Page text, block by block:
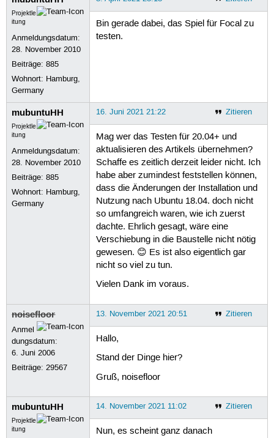
Projektle
itung
Anmeldungsdatum:
28. November 2010
Beiträge:885
Wohnort: Hamburg,
Germany
Bin gerade dabei, das Spiel für Focal zu
testen.
mubuntuHH
Projektle
itung
Anmeldungsdatum:
28. November 2010
Beiträge:885
Wohnort: Hamburg,
Germany
Zitieren
16. Juni 2021 21:22
Mag wer das Testen für 20.04+ und
aktualisieren des Artikels übernehmen?
Schaffe es zeitlich derzeit leider nicht. Ich
habe aber zumindest feststellen können,
dass die Änderungen der Installation und
Nutzung nach Ubuntu 18.04. doch nicht
so umfangreich waren, wie ich zuerst
dachte. Ehrlich gesagt, wäre eine
Verschiebung in die Baustelle nicht nötig
gewesen. 😊 Es ist also eigentlich gar
nicht so viel zu tun.
Vielen Dank im voraus.
noisefloor
Anmel
dungsdatum:
6. Juni 2006
Beiträge:29567
Zitieren
13. November 2021 20:51
Hallo,
Stand der Dinge hier?
Gruß, noisefloor
mubuntuHH
Projektle
itung
Zitieren
14. November 2021 11:02
Nun, es scheint ganz danach